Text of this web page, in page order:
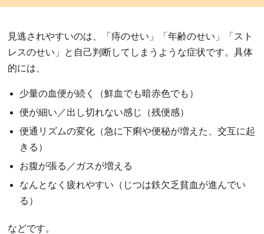
見逃されやすいのは、「痔のせい」「年齢のせい」「スト
レスのせい」と自己判断してしまうような症状です。具体
的には、
少量の血便が続く（鮮血でも暗赤色でも）
便が細い／出し切れない感じ（残便感）
便通リズムの変化（急に下痢や便秘が増えた、交互に起
きる）
お腹が張る／ガスが増える
なんとなく疲れやすい（じつは鉄欠乏貧血が進んでい
る）
などです。